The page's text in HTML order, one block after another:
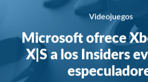
Videojuegos
Microsoft ofrece
X|S a los Insiders